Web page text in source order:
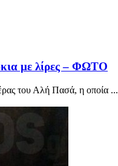
με λίρες – ΦΩΤΟ
του Αλή Πασά, η οποία ...